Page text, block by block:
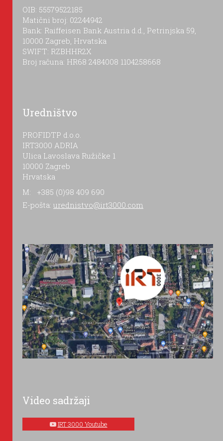
OIB: 55579522185
Matični broj: 02244942
Bank: Raiffeisen Bank Austria d.d., Petrinjska 59,
10000 Zagreb, Hrvatska
SWIFT: RZBHHR2X
Broj računa: HR68 2484008 1104258668
Uredništvo
PROFIDTP d.o.o.
IRT3000 ADRIA
Ulica Lavoslava Ružičke 1
10000 Zagreb
Hrvatska
M: +385 (0)98 409 690
E-pošta: urednistvo@irt3000.com
Video sadržaji
IRT 3000 Youtube